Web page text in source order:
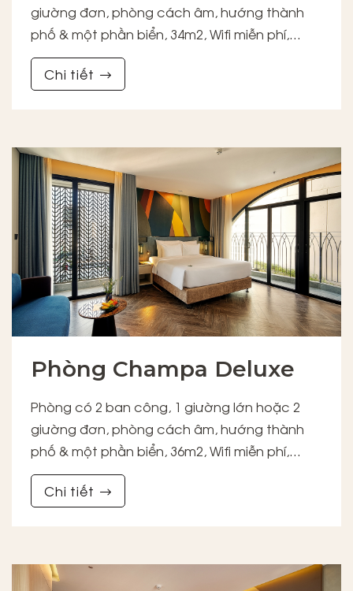
giường đơn, phòng cách âm, hướng thành
phố & một phần biển, 34m2, Wifi miễn phí,
phòng tắm đứng & vòi sen
Chi tiết
Phòng Champa Deluxe
Phòng có 2 ban công, 1 giường lớn hoặc 2
giường đơn, phòng cách âm, hướng thành
phố & một phần biển, 36m2, Wifi miễn phí,
phòng tắm đứng & vòi sen.
Chi tiết